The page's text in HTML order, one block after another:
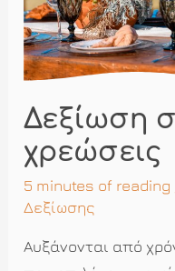
τους
θα
μείνει
Δεξίωση
χρεώσεις
5 minutes of reading
Δεξίωσης
Αυξάνονται από